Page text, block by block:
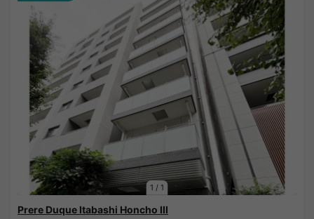
1 / 1
Prere Duque Itabashi Honcho III